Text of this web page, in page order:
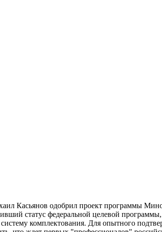
Касьянов одобрил проект программы
статус федеральной целевой программы,
комплектования. Для опытного